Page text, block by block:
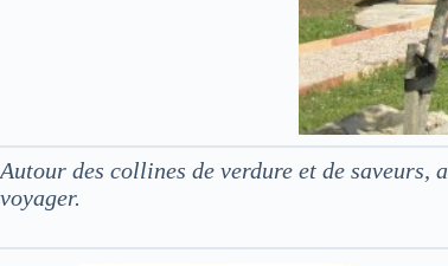
Autour des collines de verdure et de saveurs,
voyager.